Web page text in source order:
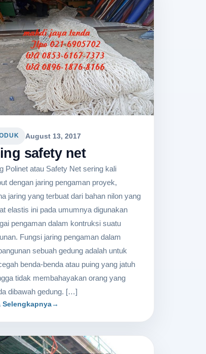
August 13, 2017
safety net
Polinet atau Safety Net sering kali
dengan jaring pengaman proyek,
jaring yang terbuat dari bahan nilon yang
elastis ini pada umumnya digunakan
pengaman dalam kontruksi suatu
Fungsi jaring pengaman dalam
sebuah gedung adalah untuk
benda-benda atau puing yang jatuh
tidak membahayakan orang yang
dibawah gedung. […]
Selengkapnya→